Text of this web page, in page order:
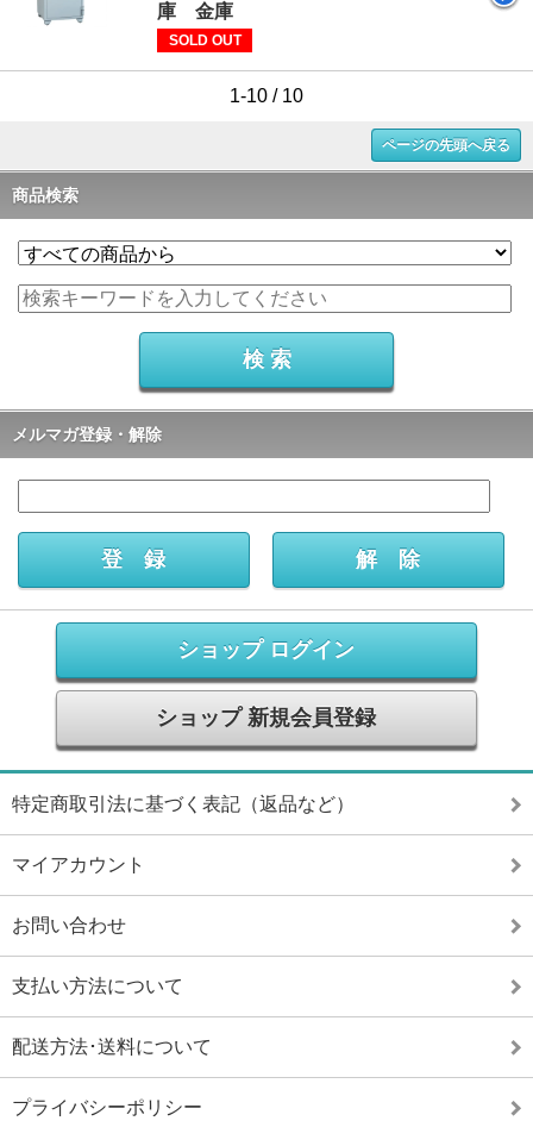
庫 金庫
SOLD OUT
1-10 / 10
ページの先頭へ戻る
商品検索
メルマガ登録・解除
ショップ ログイン
ショップ 新規会員登録
特定商取引法に基づく表記（返品など）
マイアカウント
お問い合わせ
支払い方法について
配送方法･送料について
プライバシーポリシー